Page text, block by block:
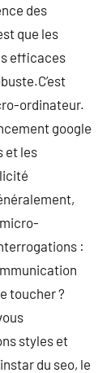
des
que les
efficaces
ordinateur.
google
et les
:
toucher ?
styles et
du seo, le